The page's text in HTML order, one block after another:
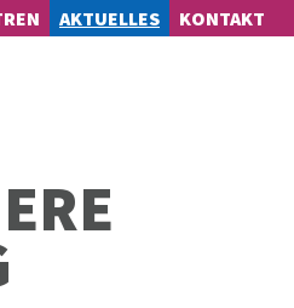
AKTUELLES KONTAKT